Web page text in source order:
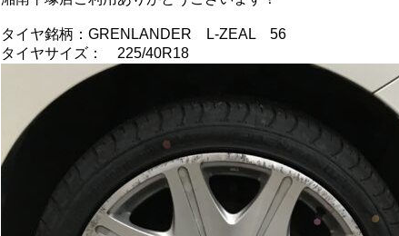
タイヤ銘柄：GRENLANDER L-ZEAL 56
タイヤサイズ： 225/40R18